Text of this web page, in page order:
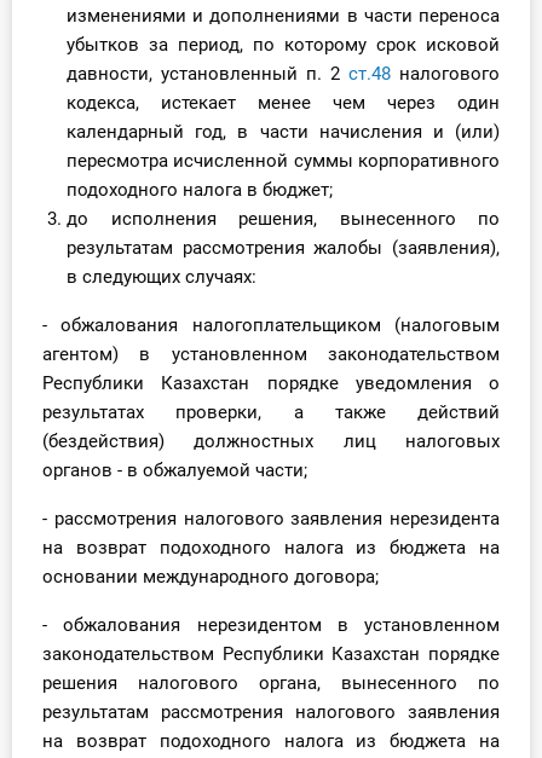
изменениями и дополнениями в части переноса
убытков за период, по которому срок исковой
давности, установленный п. 2 ст.48 налогового
кодекса, истекает менее чем через один
календарный год, в части начисления и (или)
пересмотра исчисленной суммы корпоративного
подоходного налога в бюджет;
до исполнения решения, вынесенного по
результатам рассмотрения жалобы (заявления),
в следующих случаях:
- обжалования налогоплательщиком (налоговым
агентом) в установленном законодательством
Республики Казахстан порядке уведомления о
результатах проверки, а также действий
(бездействия) должностных лиц налоговых
органов - в обжалуемой части;
- рассмотрения налогового заявления нерезидента
на возврат подоходного налога из бюджета на
основании международного договора;
- обжалования нерезидентом в установленном
законодательством Республики Казахстан порядке
решения налогового органа, вынесенного по
результатам рассмотрения налогового заявления
на возврат подоходного налога из бюджета на